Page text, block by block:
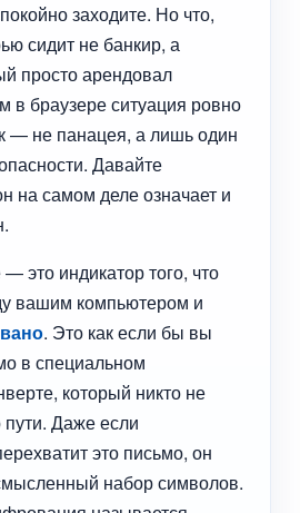
заходите. Но что,
сидит не банкир, а
просто арендовал
в браузере ситуация ровно
— не панацея, а лишь один
Давайте
на самом деле означает и
это индикатор того, что
вашим компьютером и
. Это как если бы вы
в специальном
который никто не
Даже если
это письмо, он
набор символов.